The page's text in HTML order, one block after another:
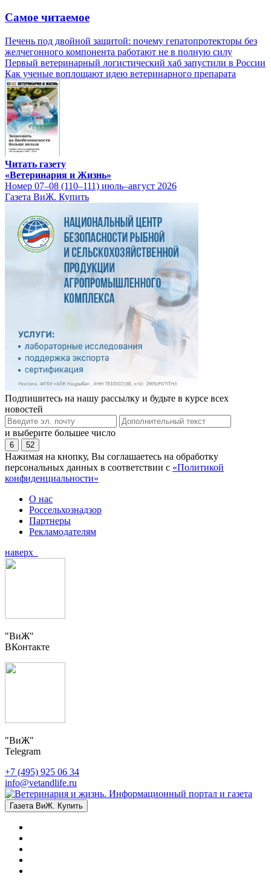
Самое читаемое
Печень под двойной защитой: почему гепатопротекторы без
желчегонного компонента работают не в полную силу
Первый ветеринарный логистический хаб запустили в России
Как ученые воплощают идею ветеринарного препарата
Читать газету
«Ветеринария и Жизнь»
Номер 07–08 (110–111) июль–август 2026
Газета ВиЖ. Купить
Подпишитесь на нашу рассылку и будьте в курсе всех
новостей
и выберите большее число
6 52
Нажимая на кнопку, Вы соглашаетесь на обработку
персональных данных в соответствии с «Политикой
конфиденциальности»
О нас
Россельхознадзор
Партнеры
Рекламодателям
наверх
"ВиЖ"
ВКонтакте
"ВиЖ"
Telegram
+7 (495) 925 06 34
info@vetandlife.ru
Газета ВиЖ. Купить